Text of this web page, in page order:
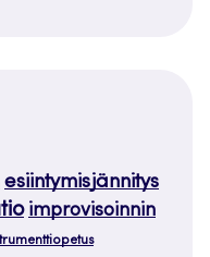
esiintymisjännitys
improvisoinnin